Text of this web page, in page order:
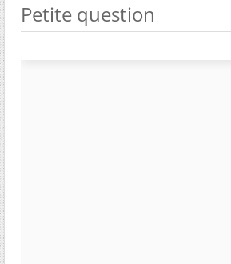
Petite question